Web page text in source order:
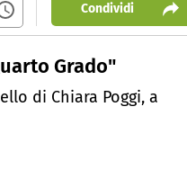
Condividi
Grado"
di Chiara Poggi, a